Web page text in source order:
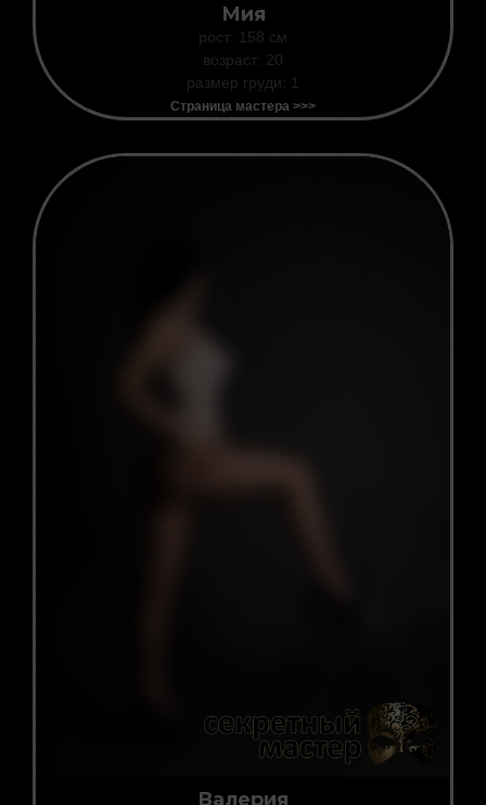
Мия
рост: 158 см
возраст: 20
размер груди: 1
Страница мастера >>>
Валерия